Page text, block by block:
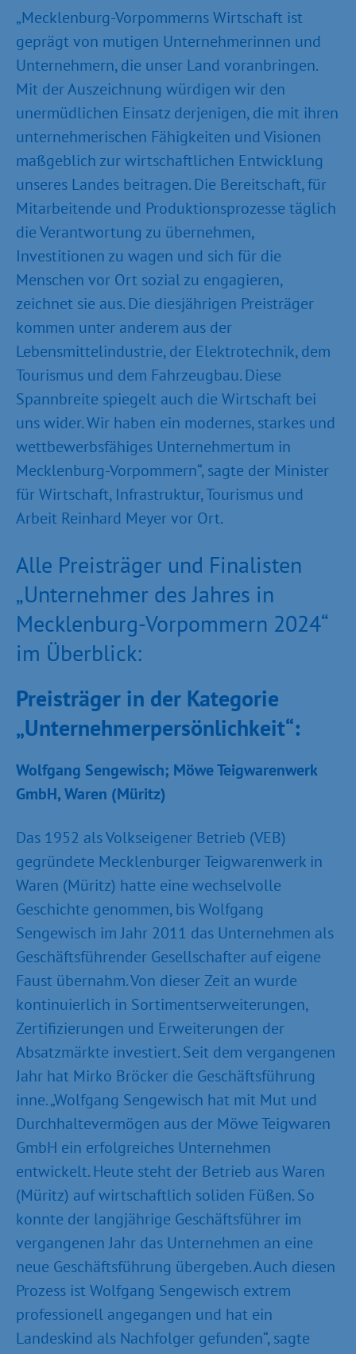
„Mecklenburg-Vorpommerns Wirtschaft ist
geprägt von mutigen Unternehmerinnen und
Unternehmern, die unser Land voranbringen.
Mit der Auszeichnung würdigen wir den
unermüdlichen Einsatz derjenigen, die mit ihren
unternehmerischen Fähigkeiten und Visionen
maßgeblich zur wirtschaftlichen Entwicklung
unseres Landes beitragen. Die Bereitschaft, für
Mitarbeitende und Produktionsprozesse täglich
die Verantwortung zu übernehmen,
Investitionen zu wagen und sich für die
Menschen vor Ort sozial zu engagieren,
zeichnet sie aus. Die diesjährigen Preisträger
kommen unter anderem aus der
Lebensmittelindustrie, der Elektrotechnik, dem
Tourismus und dem Fahrzeugbau. Diese
Spannbreite spiegelt auch die Wirtschaft bei
uns wider. Wir haben ein modernes, starkes und
wettbewerbsfähiges Unternehmertum in
Mecklenburg-Vorpommern“, sagte der Minister
für Wirtschaft, Infrastruktur, Tourismus und
Arbeit Reinhard Meyer vor Ort.
Alle Preisträger und Finalisten
„Unternehmer des Jahres in
Mecklenburg-Vorpommern 2024“
im Überblick:
Preisträger in der Kategorie
„Unternehmerpersönlichkeit“:
Wolfgang Sengewisch; Möwe Teigwarenwerk
GmbH, Waren (Müritz)
Das 1952 als Volkseigener Betrieb (VEB)
gegründete Mecklenburger Teigwarenwerk in
Waren (Müritz) hatte eine wechselvolle
Geschichte genommen, bis Wolfgang
Sengewisch im Jahr 2011 das Unternehmen als
Geschäftsführender Gesellschafter auf eigene
Faust übernahm. Von dieser Zeit an wurde
kontinuierlich in Sortimentserweiterungen,
Zertifizierungen und Erweiterungen der
Absatzmärkte investiert. Seit dem vergangenen
Jahr hat Mirko Bröcker die Geschäftsführung
inne. „Wolfgang Sengewisch hat mit Mut und
Durchhaltevermögen aus der Möwe Teigwaren
GmbH ein erfolgreiches Unternehmen
entwickelt. Heute steht der Betrieb aus Waren
(Müritz) auf wirtschaftlich soliden Füßen. So
konnte der langjährige Geschäftsführer im
vergangenen Jahr das Unternehmen an eine
neue Geschäftsführung übergeben. Auch diesen
Prozess ist Wolfgang Sengewisch extrem
professionell angegangen und hat ein
Landeskind als Nachfolger gefunden“, sagte